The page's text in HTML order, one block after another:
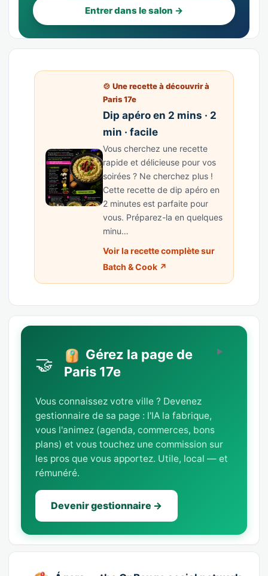
Entrer dans le salon →
🍲 Une recette à découvrir à
Paris 17e
Dip apéro en 2 mins · 2
min · facile
Vous cherchez une recette
rapide et délicieuse pour vos
soirées ? Ne cherchez plus !
Cette recette de dip apéro en
2 minutes est parfaite pour
vous. Préparez-la en quelques
minu…
Voir la recette complète sur
Batch & Cook ↗
🤝
Gérez la page de
Paris 17e
Vous connaissez votre ville ? Devenez
gestionnaire de sa page : l'IA la fabrique,
vous l'animez (agenda, commerces, bons
plans) et vous touchez une commission sur
les pros que vous apportez. Utile, local — et
rémunéré.
Devenir gestionnaire →